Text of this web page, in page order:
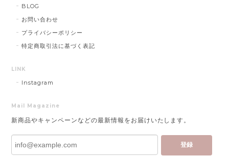
BLOG
お問い合わせ
プライバシーポリシー
特定商取引法に基づく表記
LINK
Instagram
Mail Magazine
新商品やキャンペーンなどの最新情報をお届けいたします。
登録